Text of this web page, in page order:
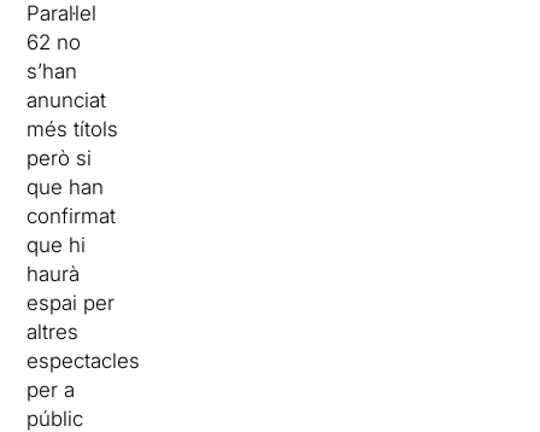
Paral·lel
62 no
s’han
anunciat
més títols
però si
que han
confirmat
que hi
haurà
espai per
altres
espectacles
per a
públic